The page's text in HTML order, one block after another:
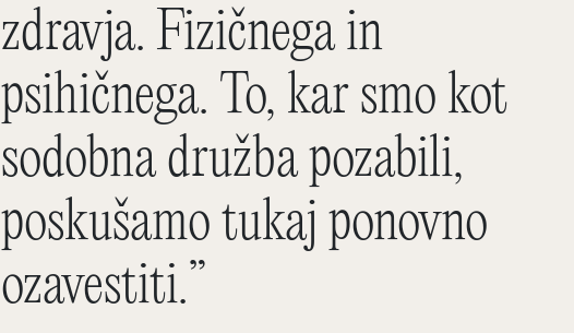
zdravja. Fizičnega in
psihičnega. To, kar smo kot
sodobna družba pozabili,
poskušamo tukaj ponovno
ozavestiti.”